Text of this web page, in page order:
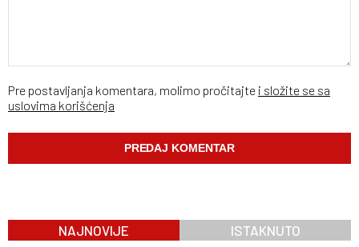
Pre postavljanja komentara, molimo pročitajte i složite se sa
uslovima korišćenja
NAJNOVIJE ISTAKNUTO